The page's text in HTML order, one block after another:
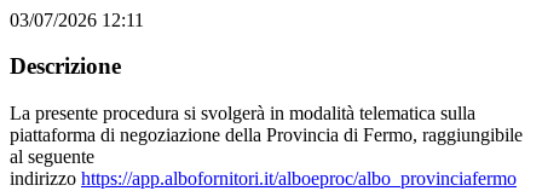
03/07/2026 12:11
Descrizione
La presente procedura si svolgerà in modalità telematica sulla
piattaforma di negoziazione della Provincia di Fermo, raggiungibile
al seguente
indirizzo https://app.albofornitori.it/alboeproc/albo_provinciafermo